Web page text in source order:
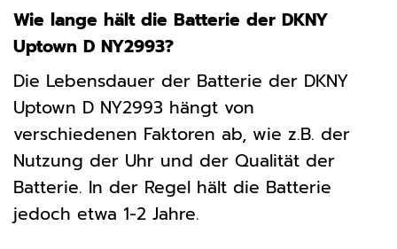
Wie lange hält die Batterie der DKNY
Uptown D NY2993?
Die Lebensdauer der Batterie der DKNY
Uptown D NY2993 hängt von
verschiedenen Faktoren ab, wie z.B. der
Nutzung der Uhr und der Qualität der
Batterie. In der Regel hält die Batterie
jedoch etwa 1-2 Jahre.